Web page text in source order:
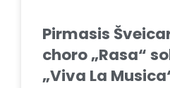
Pirmasis
choro „Rasa“
„Viva La